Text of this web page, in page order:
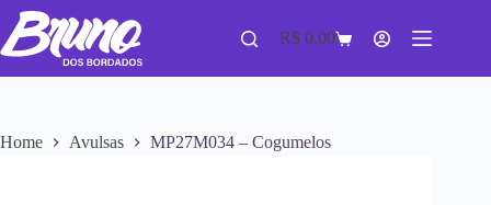
R$ 0,00
Home Avulsas MP27M034 – Cogumelos